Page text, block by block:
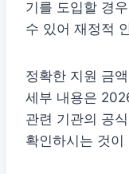
기를 도입할 경
수 있어 재정적
정확한 지원 금
세부 내용은
관련 기관의 공
확인하시는 것이